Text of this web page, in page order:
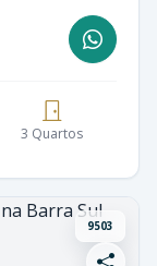
3 Quartos
9503